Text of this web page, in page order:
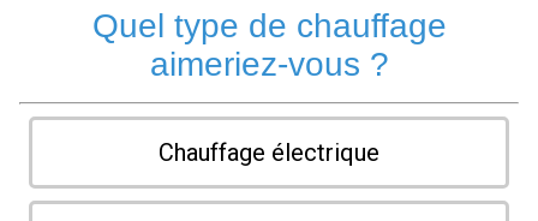
Quel type de chauffage
aimeriez-vous ?
Chauffage électrique